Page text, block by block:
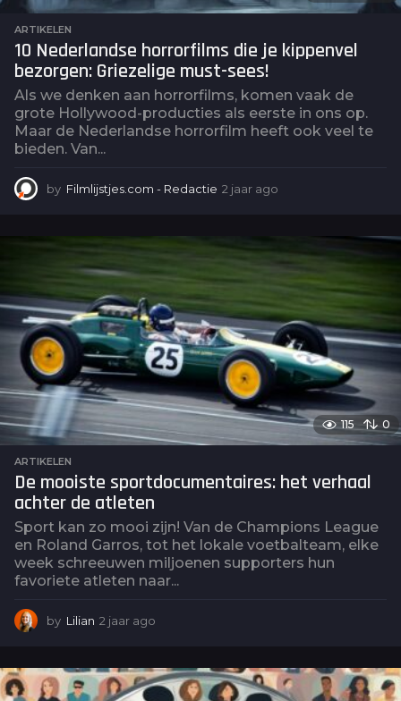
ARTIKELEN
10 Nederlandse horrorfilms die je kippenvel
bezorgen: Griezelige must-sees!
Als we denken aan horrorfilms, komen vaak de
grote Hollywood-producties als eerste in ons op.
Maar de Nederlandse horrorfilm heeft ook veel te
bieden. Van...
by Filmlijstjes.com - Redactie 2 jaar ago
r
115 0
ARTIKELEN
De mooiste sportdocumentaires: het verhaal
achter de atleten
Sport kan zo mooi zijn! Van de Champions League
en Roland Garros, tot het lokale voetbalteam, elke
week schreeuwen miljoenen supporters hun
favoriete atleten naar...
by Lilian 2 jaar ago
a
r